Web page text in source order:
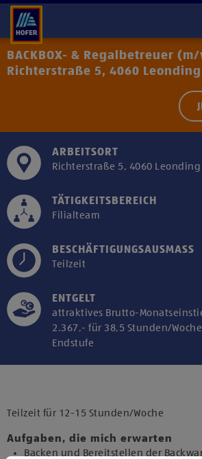
BACKBOX- & Regalbetreuer
Richterstraße 5, 4060 Leonding
ARBEITSORT
Richterstraße 5, 4060 Leonding
TÄTIGKEITSBEREICH
Filialteam
BESCHÄFTIGUNGSAUSMASS
Teilzeit
ENTGELT
attraktives Brutto-
2.367,- für 38,5 Stunden/
Endstufe
Drittanbietern zu, um diesen
Teilzeit für 12-15 Stunden/Woche
Aufgaben, die mich erwarten
Backen und Bereitstellen der